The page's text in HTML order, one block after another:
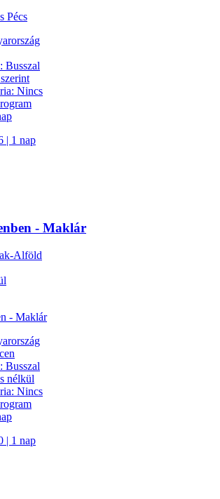
Pécs
Busszal
Nincs
| 1 nap
- Maklár
Alföld
- Maklár
Busszal
nélkül
Nincs
| 1 nap